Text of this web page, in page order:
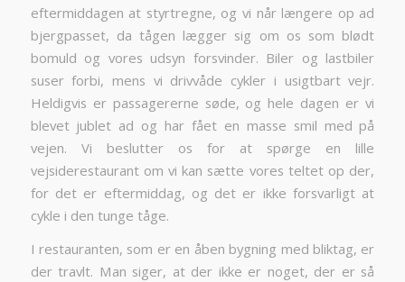
eftermiddagen at styrtregne, og vi når længere op ad
bjergpasset, da tågen lægger sig om os som blødt
bomuld og vores udsyn forsvinder. Biler og lastbiler
suser forbi, mens vi drivvåde cykler i usigtbart vejr.
Heldigvis er passagererne søde, og hele dagen er vi
blevet jublet ad og har fået en masse smil med på
vejen. Vi beslutter os for at spørge en lille
vejsiderestaurant om vi kan sætte vores teltet op der,
for det er eftermiddag, og det er ikke forsvarligt at
cykle i den tunge tåge.
I restauranten, som er en åben bygning med bliktag, er
der travlt. Man siger, at der ikke er noget, der er så